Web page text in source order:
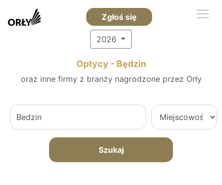
Zgłoś się
2026
Optycy - Będzin
oraz inne firmy z branży nagrodzone przez Orły
Szukaj